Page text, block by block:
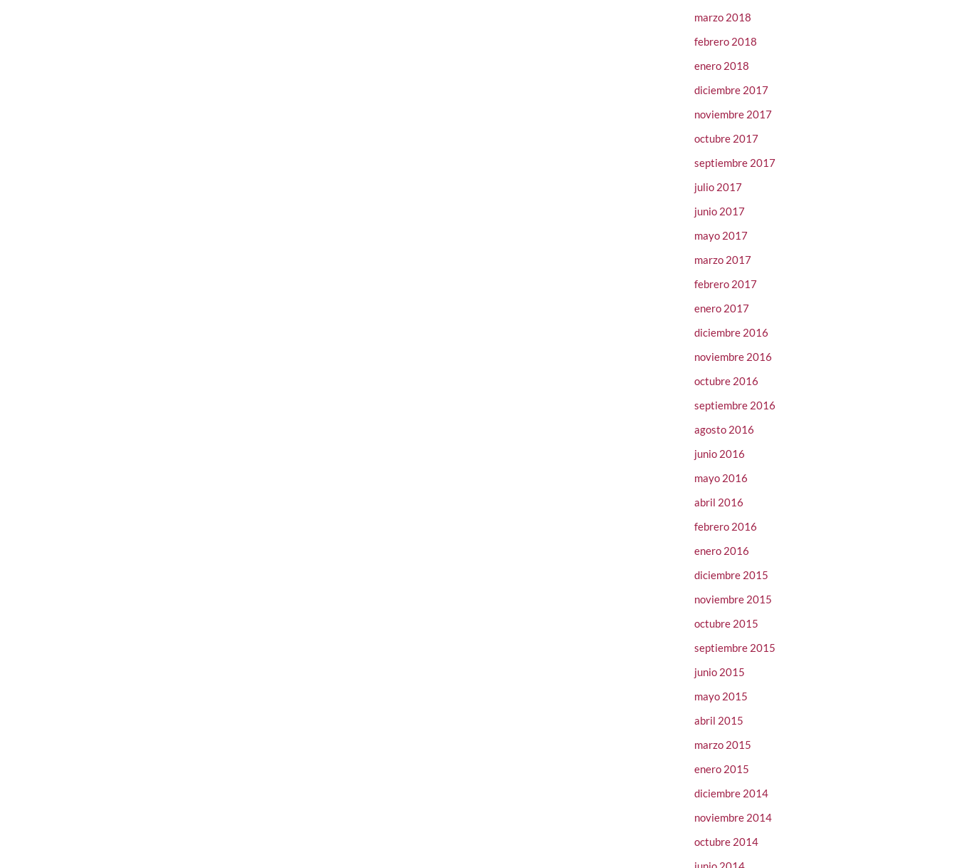
marzo 2018
febrero 2018
enero 2018
diciembre 2017
noviembre 2017
octubre 2017
septiembre 2017
julio 2017
junio 2017
mayo 2017
marzo 2017
febrero 2017
enero 2017
diciembre 2016
noviembre 2016
octubre 2016
septiembre 2016
agosto 2016
junio 2016
mayo 2016
abril 2016
febrero 2016
enero 2016
diciembre 2015
noviembre 2015
octubre 2015
septiembre 2015
junio 2015
mayo 2015
abril 2015
marzo 2015
enero 2015
diciembre 2014
noviembre 2014
octubre 2014